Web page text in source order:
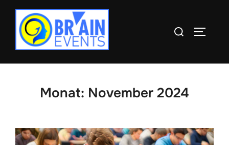
Zum
springen
Suchen
Monat: November 2024